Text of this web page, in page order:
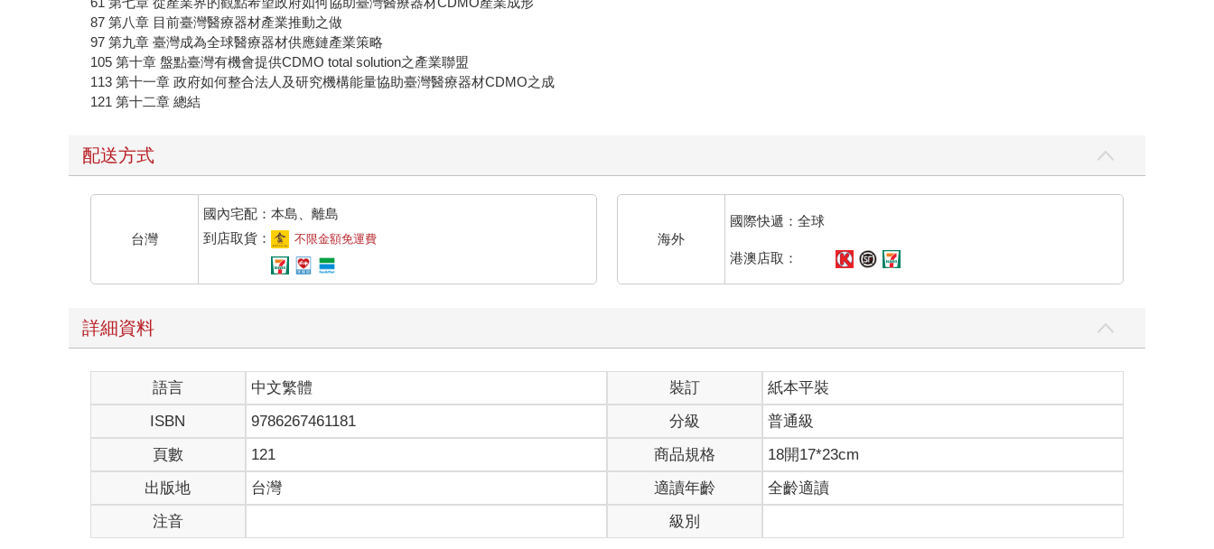
87 第八章 目前臺灣醫療器材產業推動之做
97 第九章 臺灣成為全球醫療器材供應鏈產業策略
105 第十章 盤點臺灣有機會提供CDMO total solution之產業聯盟
113 第十一章 政府如何整合法人及研究機構能量協助臺灣醫療器材CDMO之成
121 第十二章 總結
配送方式
台灣
國內宅配：本島、離島
到店取貨：
不限金額免運費 海外
國際快遞：全球
港澳店取：
詳細資料
語言 中文繁體 裝訂
紙本平裝
ISBN
9786267461181 分級
普通級
頁數
121 商品規格
18開17*23cm
出版地
台灣 適讀年齡
全齡適讀
注音
級別